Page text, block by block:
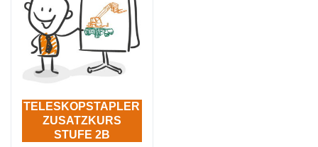
TELESKOPSTAPLER
ZUSATZKURS
STUFE 2B